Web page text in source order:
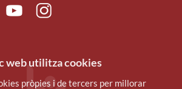
YoutubeInstagram
web utilitza cookies
pròpies i de tercers per millorar